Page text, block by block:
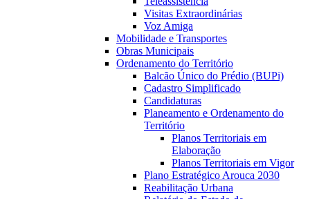
Visitas Extraordinárias
Voz Amiga
Mobilidade e Transportes
Obras Municipais
Ordenamento do Território
Balcão Único do Prédio (BUPi)
Cadastro Simplificado
Candidaturas
Planeamento e Ordenamento do
Território
Planos Territoriais em
Elaboração
Planos Territoriais em Vigor
Plano Estratégico Arouca 2030
Reabilitação Urbana